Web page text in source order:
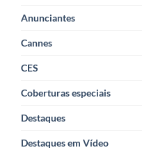
Anunciantes
Cannes
CES
Coberturas especiais
Destaques
Destaques em Vídeo